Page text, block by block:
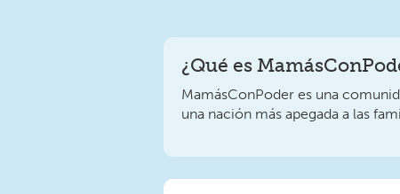
¿Qué es
MamásConPoder es una
una nación más apegada a las